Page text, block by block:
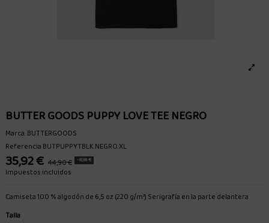
BUTTER GOODS PUPPY LOVE TEE NEGRO
Marca:BUTTERGOODS
ReferenciaBUTPUPPYTBLK.NEGRO.XL
35,92 € 44,90 € -8,98 €
Impuestos incluidos
Camiseta 100 % algodón de 6,5 oz (220 g/m²) Serigrafía en la parte delantera
Talla